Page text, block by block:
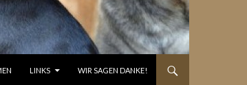
LINKS WIR SAGEN DANKE!